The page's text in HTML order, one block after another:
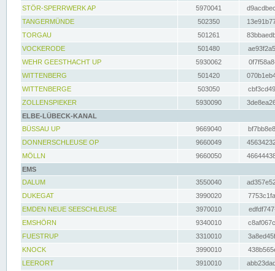
STÖR-SPERRWERK AP 5970041
TANGERMÜNDE
502350
TORGAU
501261
VOCKERODE
501480
WEHR GEESTHACHT UP
5930062
WITTENBERG
501420
WITTENBERGE
503050
ZOLLENSPIEKER
5930090
ELBE-LÜBECK-KANAL
BÜSSAU UP
9669040
DONNERSCHLEUSE OP
9660049
MÖLLN
9660050
EMS
DALUM
3550040
DUKEGAT
3990020
EMDEN NEUE SEESCHLEUSE
3970010
EMSHÖRN
9340010
FUESTRUP
3310010
KNOCK
3990010
LEERORT
3910010